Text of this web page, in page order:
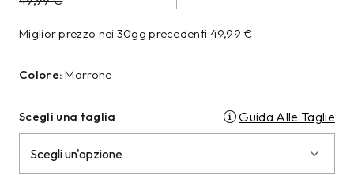
Miglior prezzo nei 30gg precedenti 49,99€
Colore: Marrone
Scegli una taglia Guida Alle Taglie